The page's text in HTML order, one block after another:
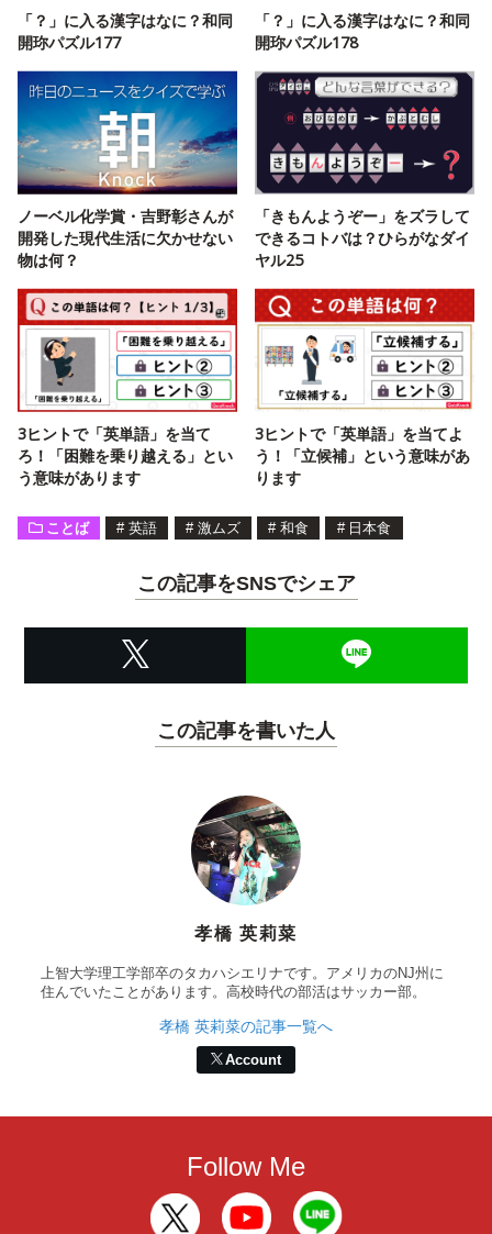
「？」に入る漢字はなに？和同
開珎パズル177
「？」に入る漢字はなに？和同
開珎パズル178
ノーベル化学賞・吉野彰さんが
開発した現代生活に欠かせない
物は何？
「きもんようぞー」をズラして
できるコトバは？ひらがなダイ
ヤル25
3ヒントで「英単語」を当て
ろ！「困難を乗り越える」とい
う意味があります
3ヒントで「英単語」を当てよ
う！「立候補」という意味があ
ります
ことば # 英語 # 激ムズ # 和食 # 日本食
この記事をSNSでシェア
この記事を書いた人
孝橋 英莉菜
上智大学理工学部卒のタカハシエリナです。アメリカのNJ州に
住んでいたことがあります。高校時代の部活はサッカー部。
孝橋 英莉菜の記事一覧へ
Account
Follow Me